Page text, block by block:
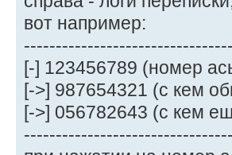
вот например:
---------------------------------
[-] 123456789 (номер
[->] 987654321 (с кем
[->] 056782643 (с кем
---------------------------------